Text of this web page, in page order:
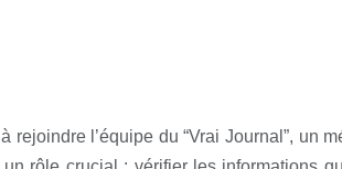
l’équipe du “Vrai Journal”, un